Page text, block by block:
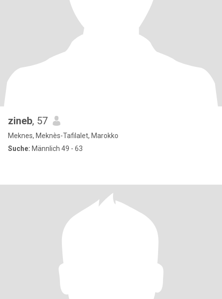
zineb, 57
Meknes, Meknès-Tafilalet, Marokko
Suche: Männlich 49 - 63